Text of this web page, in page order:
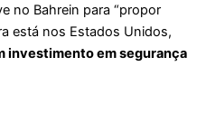
no Bahrein para “propor
está nos Estados Unidos,
investimento em segurança